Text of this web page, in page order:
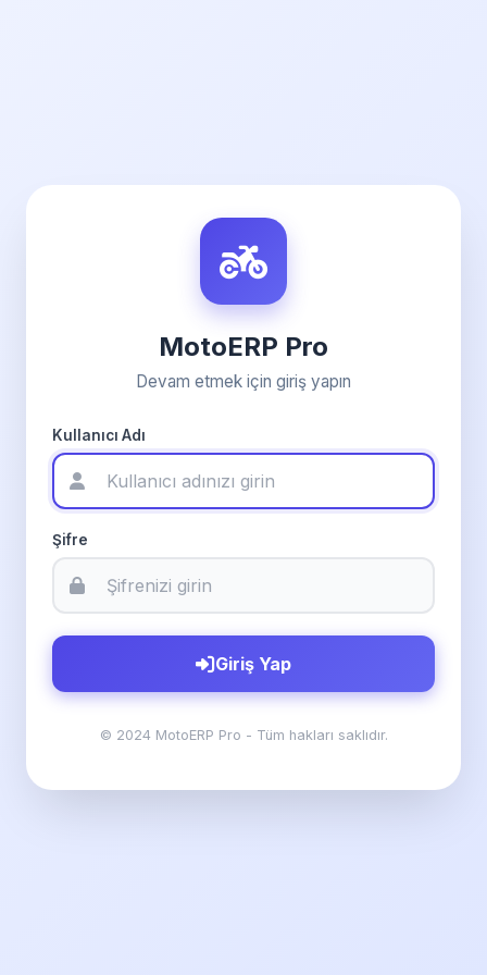
MotoERP Pro
Devam etmek için giriş yapın
Kullanıcı Adı
Şifre
Giriş Yap
© 2024 MotoERP Pro - Tüm hakları saklıdır.